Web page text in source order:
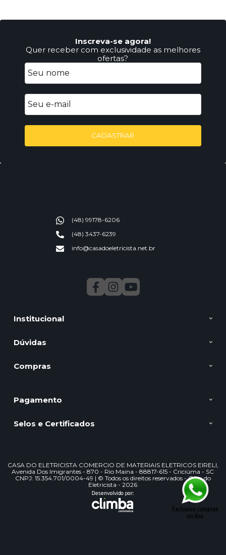
Inscreva-se agora!
Quer receber com exclusividade as melhores
ofertas?
CADASTRAR
Institucional
Dúvidas
Compras
(48) 99178-6206
(48) 3437-6239
info@casadoeletricista.net.br
Pagamento
Selos e Certificados
CASA DO ELETRICISTA COMERCIO DE MATERIAIS ELETRICOS EIRELI,
Avenida Dos Imigrantes - 870 - Rio Maina - 88817-615 - Criciúma - SC
CNPJ: 15.354.701/0004-49 | © Todos os direitos reservados - Casa do
Eletricista - 2026